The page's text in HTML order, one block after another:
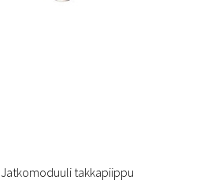
Jatkomoduuli takkapiippu